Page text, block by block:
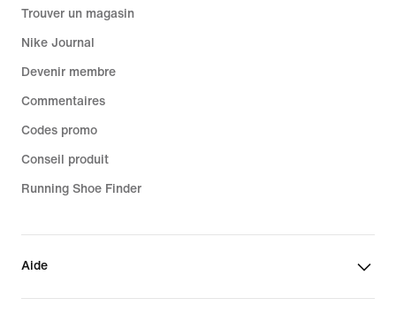
Trouver un magasin
Nike Journal
Devenir membre
Commentaires
Codes promo
Conseil produit
Running Shoe Finder
Aide